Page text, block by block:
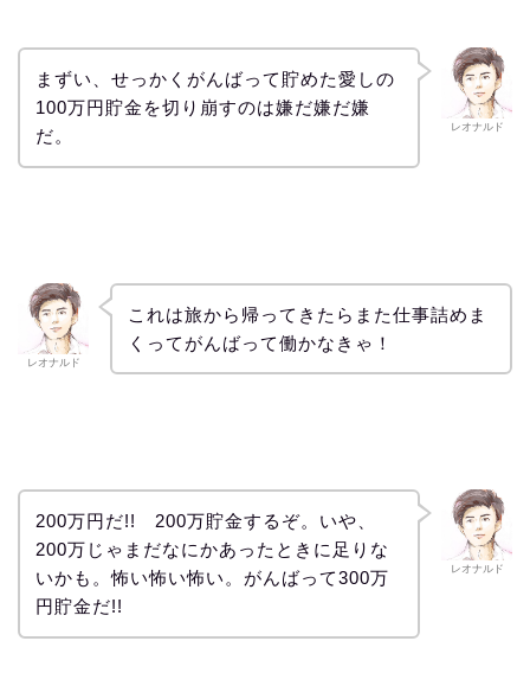
レオナルド
まずい、せっかくがんばって貯めた愛しの
100万円貯金を切り崩すのは嫌だ嫌だ嫌
だ。
レオナルド
これは旅から帰ってきたらまた仕事詰めま
くってがんばって働かなきゃ！
レオナルド
200万円だ!! 200万貯金するぞ。いや、
200万じゃまだなにかあったときに足りな
いかも。怖い怖い怖い。がんばって300万
円貯金だ!!